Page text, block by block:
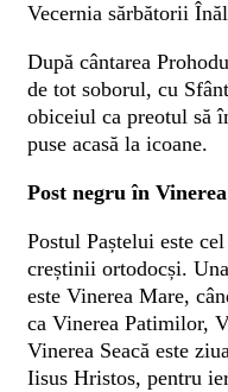
Vecernia sărbătorii
După cântarea
de tot soborul, cu
obiceiul ca preotul să
puse acasă la icoane.
Post negru în
Postul Paștelui este
creștinii ortodocși.
este Vinerea Mare,
ca Vinerea Patimilor,
Vinerea Seacă este
Iisus Hristos, pentru